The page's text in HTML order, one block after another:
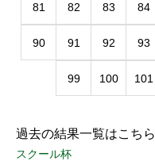
81 82 83 84
90 91 92 93
99 100 101
過去の結果一覧はこちら
スクール杯